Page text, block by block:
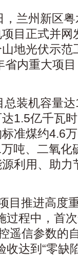
，兰州新区
目正式并网
山地光伏示
省内重大项
总装机容量
1.5亿千瓦
准煤约4.6
吨、二氧化
利用、助力
目推进高度
过程中，首
遥信参数的
达到“零缺